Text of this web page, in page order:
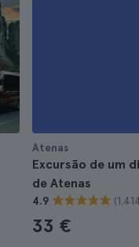
Atenas
Excursão de um
de Atenas
4.9
33 €